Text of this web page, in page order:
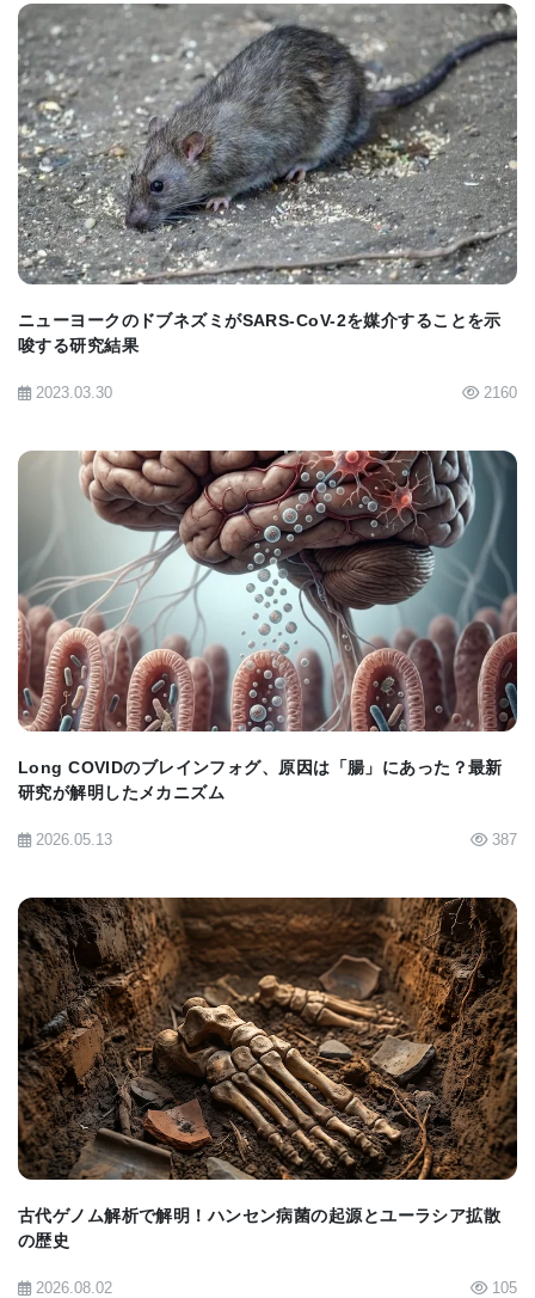
チスイコウモリのモービリウイルスに対する抗体
は、調査したチスイコウモリの3分の1以上で検出さ
れ、このような感染が一般的で、通常は致死的では
ないことを示唆しています。
コウモリのウイルスに近縁なウイルスがサルで発
見：人間への危険は？
イルスが発見されました。これらのウイルスがサル
の死因となったという証拠はありませんが、遺伝子
解析により、サルのモービリウイルスがコウモリの
ものと近縁であることが明らかになりました。実験
室での試験では、コウモリのモービリウイルスとは
異なり、サルのモービリウイルスは麻疹ウイルスと
同じ細胞受容体を利用できることが示され、これは
ヒトへの感染リスクの可能性を示唆しています。幸
いなことに、さらなる試験で、麻疹やジステンパー
した。これはある程度の交差免疫が存在することを
示しており、ワクチン開発を促進する可能性があり
ます。
「サルのモービリウイルスがヒトの麻疹受容体を利
用できることは明らかになりましたが、それらが人
間に脅威をもたらすかどうかを判断するのは時期尚
早です」と、シャリテ・ベルリン医科大学の博士研
究員であり、本研究の筆頭著者であるウェンディ・
K・ジョー博士（Dr. Wendy K. Jo, PhD）は述べて
います。「しかし、この研究は野生動物におけるこ
BIOMARKET JP
ニューヨークのドブネズミがSARS-CoV-2を媒介することを示
唆する研究結果
2023.03.30 2160
BIOMARKET JP
Long COVIDのブレインフォグ、原因は「腸」にあった？最新
研究が解明したメカニズム
2026.05.13 387
BIOMARKET JP
古代ゲノム解析で解明！ハンセン病菌の起源とユーラシア拡散
の歴史
2026.08.02 105